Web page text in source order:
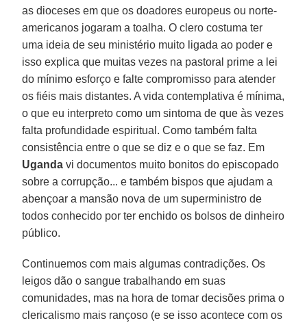
as dioceses em que os doadores europeus ou norte-
americanos jogaram a toalha. O clero costuma ter
uma ideia de seu ministério muito ligada ao poder e
isso explica que muitas vezes na pastoral prime a lei
do mínimo esforço e falte compromisso para atender
os fiéis mais distantes. A vida contemplativa é mínima,
o que eu interpreto como um sintoma de que às vezes
falta profundidade espiritual. Como também falta
consistência entre o que se diz e o que se faz. Em
Uganda vi documentos muito bonitos do episcopado
sobre a corrupção... e também bispos que ajudam a
abençoar a mansão nova de um superministro de
todos conhecido por ter enchido os bolsos de dinheiro
público.
Continuemos com mais algumas contradições. Os
leigos dão o sangue trabalhando em suas
comunidades, mas na hora de tomar decisões prima o
clericalismo mais rançoso (e se isso acontece com os